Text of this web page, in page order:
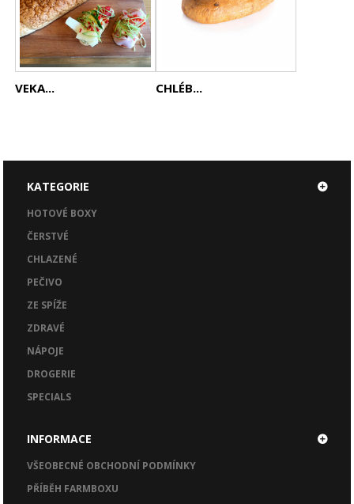
VEKA... CHLÉB...
KATEGORIE
HOTOVÉ BOXY
ČERSTVÉ
CHLAZENÉ
PEČIVO
ZE SPÍŽE
ZDRAVÉ
NÁPOJE
DROGERIE
SPECIALS
INFORMACE
VŠEOBECNÉ OBCHODNÍ PODMÍNKY
PŘÍBĚH FARMBOXU